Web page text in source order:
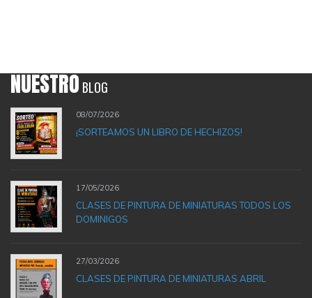
NUESTROBLOG
08/07/2026
¡SORTEAMOS UN LIBRO DE HECHIZOS!
17/05/2026
CLASES DE PINTURA DE MINIATURAS TODOS LOS
DOMINIGOS
27/03/2026
CLASES DE PINTURA DE MINIATURAS ABRIL